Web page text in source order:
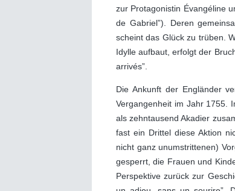
zur Protagonistin Évangéline
de Gabriel”). Deren
scheint das Glück zu trüben.
Idylle aufbaut, erfolgt der
arrivés”.
Die Ankunft der Engländer
Vergangenheit im Jahr 1755.
als zehntausend Akadier
fast ein Drittel diese Aktion
nicht ganz unumstrittenen)
gesperrt, die Frauen und
Perspektive zurück zur